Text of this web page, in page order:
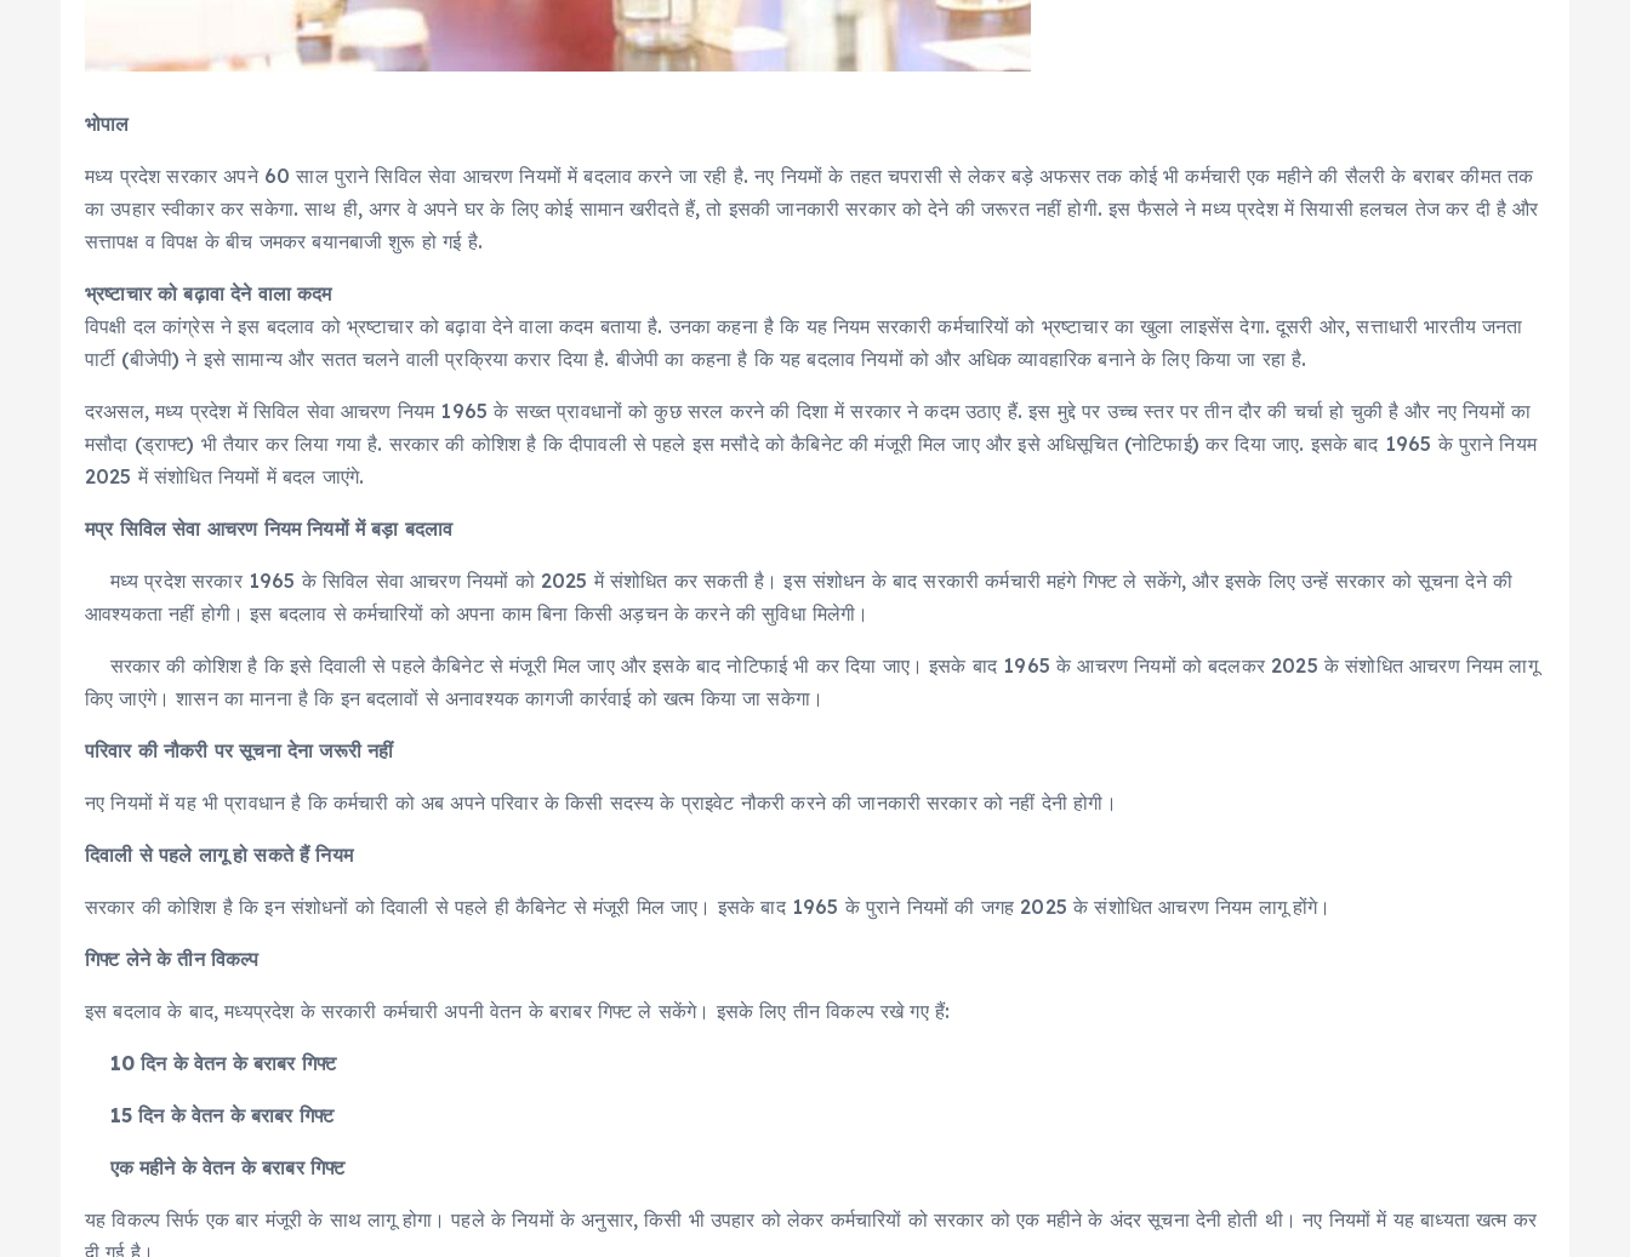
भोपाल
मध्य प्रदेश सरकार अपने 60 साल पुराने सिविल सेवा आचरण नियमों में बदलाव करने जा रही है. नए नियमों के तहत चपरासी से लेकर बड़े अफसर तक कोई भी कर्मचारी एक महीने की सैलरी के बराबर कीमत तक
का उपहार स्वीकार कर सकेगा. साथ ही, अगर वे अपने घर के लिए कोई सामान खरीदते हैं, तो इसकी जानकारी सरकार को देने की जरूरत नहीं होगी. इस फैसले ने मध्य प्रदेश में सियासी हलचल तेज कर दी है और
सत्तापक्ष व विपक्ष के बीच जमकर बयानबाजी शुरू हो गई है.
भ्रष्टाचार को बढ़ावा देने वाला कदम
विपक्षी दल कांग्रेस ने इस बदलाव को भ्रष्टाचार को बढ़ावा देने वाला कदम बताया है. उनका कहना है कि यह नियम सरकारी कर्मचारियों को भ्रष्टाचार का खुला लाइसेंस देगा. दूसरी ओर, सत्ताधारी भारतीय जनता
पार्टी (बीजेपी) ने इसे सामान्य और सतत चलने वाली प्रक्रिया करार दिया है. बीजेपी का कहना है कि यह बदलाव नियमों को और अधिक व्यावहारिक बनाने के लिए किया जा रहा है.
दरअसल, मध्य प्रदेश में सिविल सेवा आचरण नियम 1965 के सख्त प्रावधानों को कुछ सरल करने की दिशा में सरकार ने कदम उठाए हैं. इस मुद्दे पर उच्च स्तर पर तीन दौर की चर्चा हो चुकी है और नए नियमों का
मसौदा (ड्राफ्ट) भी तैयार कर लिया गया है. सरकार की कोशिश है कि दीपावली से पहले इस मसौदे को कैबिनेट की मंजूरी मिल जाए और इसे अधिसूचित (नोटिफाई) कर दिया जाए. इसके बाद 1965 के पुराने नियम
2025 में संशोधित नियमों में बदल जाएंगे.
मप्र सिविल सेवा आचरण नियम नियमों में बड़ा बदलाव
मध्य प्रदेश सरकार 1965 के सिविल सेवा आचरण नियमों को 2025 में संशोधित कर सकती है। इस संशोधन के बाद सरकारी कर्मचारी महंगे गिफ्ट ले सकेंगे, और इसके लिए उन्हें सरकार को सूचना देने की
आवश्यकता नहीं होगी। इस बदलाव से कर्मचारियों को अपना काम बिना किसी अड़चन के करने की सुविधा मिलेगी।
सरकार की कोशिश है कि इसे दिवाली से पहले कैबिनेट से मंजूरी मिल जाए और इसके बाद नोटिफाई भी कर दिया जाए। इसके बाद 1965 के आचरण नियमों को बदलकर 2025 के संशोधित आचरण नियम लागू
किए जाएंगे। शासन का मानना है कि इन बदलावों से अनावश्यक कागजी कार्रवाई को खत्म किया जा सकेगा।
परिवार की नौकरी पर सूचना देना जरूरी नहीं
नए नियमों में यह भी प्रावधान है कि कर्मचारी को अब अपने परिवार के किसी सदस्य के प्राइवेट नौकरी करने की जानकारी सरकार को नहीं देनी होगी।
दिवाली से पहले लागू हो सकते हैं नियम
सरकार की कोशिश है कि इन संशोधनों को दिवाली से पहले ही कैबिनेट से मंजूरी मिल जाए। इसके बाद 1965 के पुराने नियमों की जगह 2025 के संशोधित आचरण नियम लागू होंगे।
गिफ्ट लेने के तीन विकल्प
इस बदलाव के बाद, मध्यप्रदेश के सरकारी कर्मचारी अपनी वेतन के बराबर गिफ्ट ले सकेंगे। इसके लिए तीन विकल्प रखे गए हैं:
10 दिन के वेतन के बराबर गिफ्ट
15 दिन के वेतन के बराबर गिफ्ट
एक महीने के वेतन के बराबर गिफ्ट
यह विकल्प सिर्फ एक बार मंजूरी के साथ लागू होगा। पहले के नियमों के अनुसार, किसी भी उपहार को लेकर कर्मचारियों को सरकार को एक महीने के अंदर सूचना देनी होती थी। नए नियमों में यह बाध्यता खत्म कर
दी गई है।